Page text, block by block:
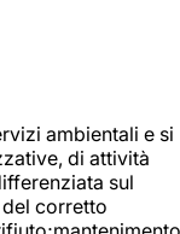
ambientali e si
di attività
sul
corretto